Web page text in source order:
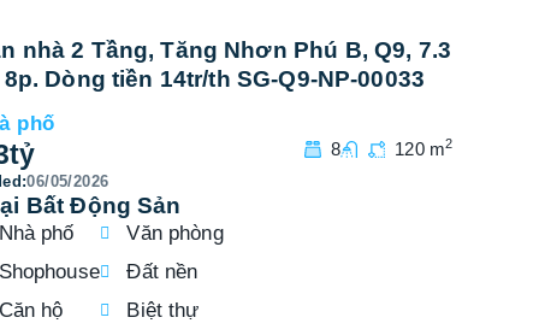
nhà 2 Tầng, Tăng Nhơn Phú B, Q9, 7.3
Dòng tiền 14tr/th SG-Q9-NP-00033
phố
tỷ 8 120 m2
06/05/2026
Bất Động Sản
Nhà phố
Shophouse
Căn hộ
Văn phòng
Đất nền
Biệt thự